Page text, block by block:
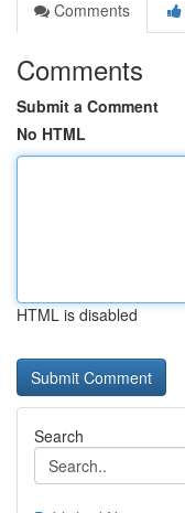
Comments
Comments
Submit a Comment
No HTML
HTML is disabled
Search